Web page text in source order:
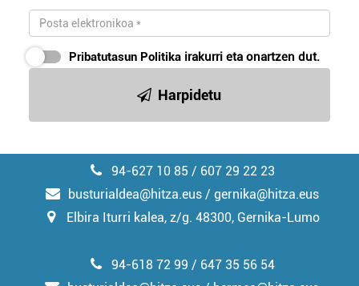
Pribatutasun Politika irakurri eta onartzen dut.
Harpidetu
94-627 10 85 / 607 29 22 23
busturialdea@hitza.eus / gernika@hitza.eus
Elbira Iturri kalea, z/g. 48300, Gernika-Lumo
94-618 72 99 / 647 35 56 54